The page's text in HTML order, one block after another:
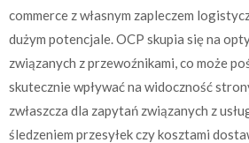
commerce z własnym zapleczem
dużym potencjale. OCP skupia się na
związanych z przewoźnikami, co może
skutecznie wpływać na widoczność
zwłaszcza dla zapytań związanych z
śledzeniem przesyłek czy kosztami